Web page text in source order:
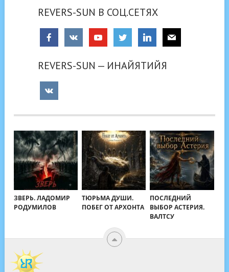
REVERS-SUN В СОЦ.СЕТЯХ
REVERS-SUN — ИНАЙЯТИЙЯ
ЗВЕРЬ. ЛАДОМИР
РОДУМИЛОВ
ТЮРЬМА ДУШИ.
ПОБЕГ ОТ АРХОНТА
ПОСЛЕДНИЙ
ВЫБОР АСТЕРИЯ.
ВАЛТСУ